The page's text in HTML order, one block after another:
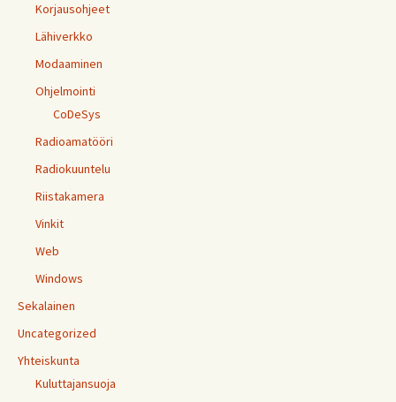
Korjausohjeet
Lähiverkko
Modaaminen
Ohjelmointi
CoDeSys
Radioamatööri
Radiokuuntelu
Riistakamera
Vinkit
Web
Windows
Sekalainen
Uncategorized
Yhteiskunta
Kuluttajansuoja